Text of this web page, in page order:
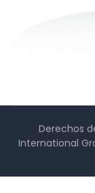
Derechos
International